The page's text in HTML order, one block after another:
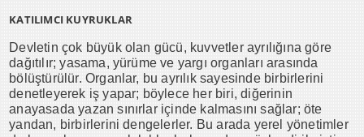
KATILIMCI KUYRUKLAR
Devletin çok büyük olan gücü, kuvvetler ayrılığına göre
dağıtılır; yasama, yürüme ve yargı organları arasında
bölüştürülür. Organlar, bu ayrılık sayesinde birbirlerini
denetleyerek iş yapar; böylece her biri, diğerinin
anayasada yazan sınırlar içinde kalmasını sağlar; öte
yandan, birbirlerini dengelerler. Bu arada yerel yönetimler